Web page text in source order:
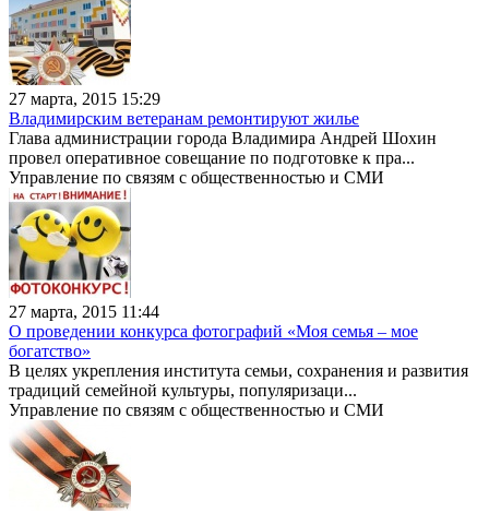
27 марта, 2015 15:29
Владимирским ветеранам ремонтируют жилье
Глава администрации города Владимира Андрей Шохин
провел оперативное совещание по подготовке к пра...
Управление по связям с общественностью и СМИ
27 марта, 2015 11:44
О проведении конкурса фотографий «Моя семья – мое
богатство»
В целях укрепления института семьи, сохранения и развития
традиций семейной культуры, популяризаци...
Управление по связям с общественностью и СМИ